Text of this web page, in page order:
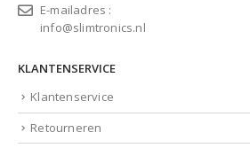
E-mailadres :
info@slimtronics.nl
KLANTENSERVICE
Klantenservice
Retourneren